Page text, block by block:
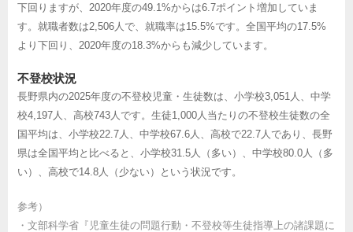
下回りますが、2020年度の49.1%からは6.7ポイント増加していま
す。就職者数は2,506人で、就職率は15.5%です。全国平均の17.5%
より下回り、2020年度の18.3%からも減少しています。
不登校状況
長野県内の2025年度の不登校児童・生徒数は、小学校3,051人、中学
校4,197人、高校743人です。生徒1,000人当たりの不登校生徒数の全
国平均は、小学校22.7人、中学校67.6人、高校で22.7人であり、長野
県は全国平均と比べると、小学校31.5人（多い）、中学校80.0人（多
い）、高校で14.8人（少ない）という状況です。
参考）
・ 文部科学省『児童生徒の問題行動・不登校等生徒指導上の諸課題に